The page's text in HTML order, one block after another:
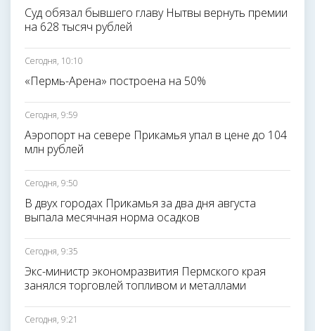
Суд обязал бывшего главу Нытвы вернуть премии
на 628 тысяч рублей
Сегодня, 10:10
«Пермь-Арена» построена на 50%
Сегодня, 9:59
Аэропорт на севере Прикамья упал в цене до 104
млн рублей
Сегодня, 9:50
В двух городах Прикамья за два дня августа
выпала месячная норма осадков
Сегодня, 9:35
Экс-министр экономразвития Пермского края
занялся торговлей топливом и металлами
Сегодня, 9:21